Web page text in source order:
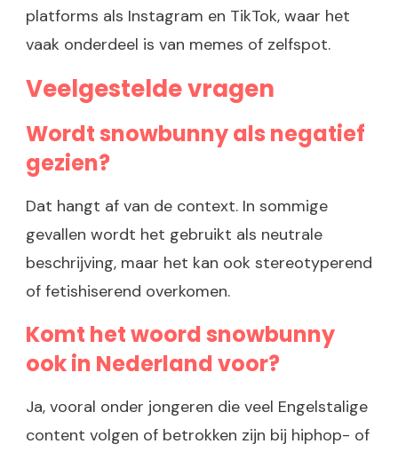
platforms als Instagram en TikTok, waar het
vaak onderdeel is van memes of zelfspot.
Veelgestelde vragen
Wordt snowbunny als negatief
gezien?
Dat hangt af van de context. In sommige
gevallen wordt het gebruikt als neutrale
beschrijving, maar het kan ook stereotyperend
of fetishiserend overkomen.
Komt het woord snowbunny
ook in Nederland voor?
Ja, vooral onder jongeren die veel Engelstalige
content volgen of betrokken zijn bij hiphop- of